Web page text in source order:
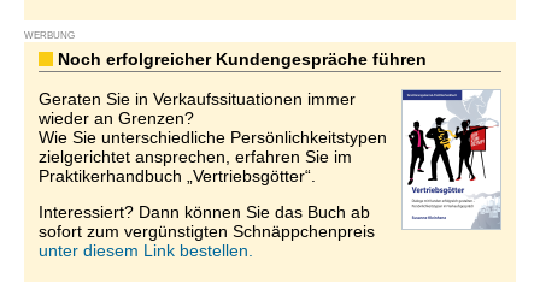
WERBUNG
Noch erfolgreicher Kundengespräche führen
Geraten Sie in Verkaufssituationen immer
wieder an Grenzen?
Wie Sie unterschiedliche Persönlichkeitstypen
zielgerichtet ansprechen, erfahren Sie im
Praktikerhandbuch „Vertriebsgötter“.
Interessiert? Dann können Sie das Buch ab
sofort zum vergünstigten Schnäppchenpreis
unter diesem Link bestellen.